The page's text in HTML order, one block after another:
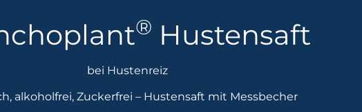
® Hustensaft
bei Hustenreiz
alkoholfrei, Zuckerfrei – Hustensaft mit Messbecher